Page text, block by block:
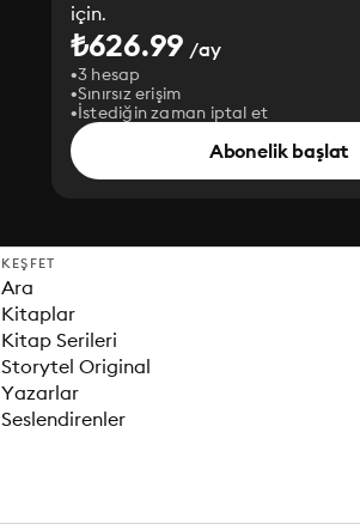
için.
₺626.99 /ay
3 hesap
Sınırsız erişim
İstediğin zaman iptal et
Abonelik başlat
KEŞFET
Ara
Kitaplar
Kitap Serileri
Storytel Original
Yazarlar
Seslendirenler